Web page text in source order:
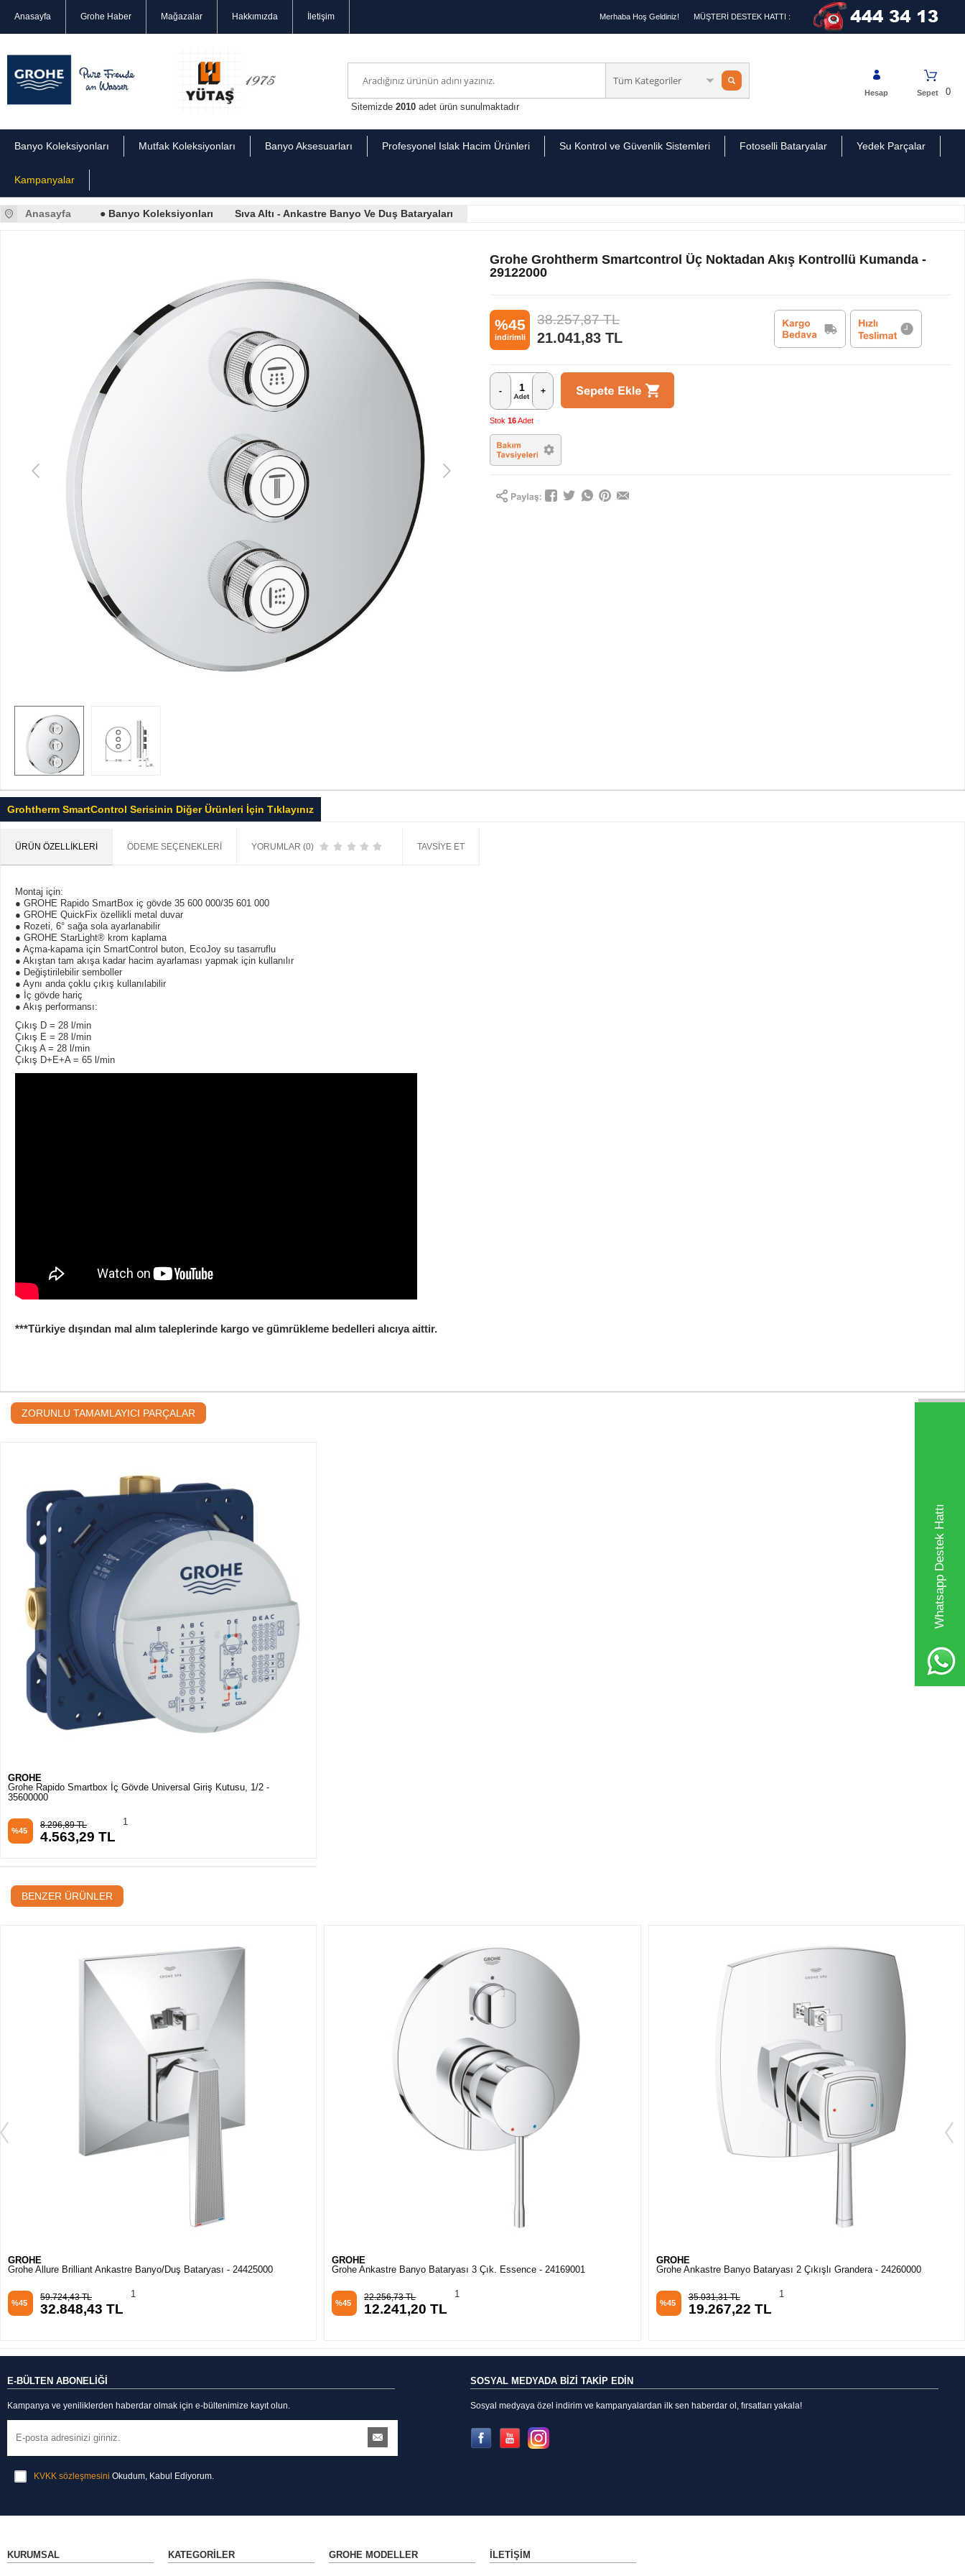
Whatsapp Destek Hattı
Anasayfa Grohe Haber Mağazalar Hakkımızda İletişim Merhaba Hoş Geldiniz! MÜŞTERİ DESTEK HATTI :
0
Sepet
Hesap
Sitemizde2010 adet ürün sunulmaktadır
Banyo Koleksiyonları Mutfak Koleksiyonları Banyo Aksesuarları Profesyonel Islak Hacim Ürünleri Su Kontrol ve Güvenlik Sistemleri Fotoselli Bataryalar Yedek Parçalar
Kampanyalar
Anasayfa ● Banyo Koleksiyonları Sıva Altı - Ankastre Banyo Ve Duş Bataryaları
Grohe Grohtherm Smartcontrol Üç Noktadan Akış Kontrollü Kumanda -
29122000
%45
indirimli
38.257,87TL
21.041,83 TL
- +
Stok 16Adet
Grohtherm SmartControl Serisinin Diğer Ürünleri İçin Tıklayınız
ÜRÜN ÖZELLIKLERI ÖDEME SEÇENEKLERI YORUMLAR (0) TAVSIYE ET
Montaj için:
● GROHE Rapido SmartBox iç gövde 35 600 000/35 601 000
● GROHE QuickFix özellikli metal duvar
● Rozeti, 6° sağa sola ayarlanabilir
● GROHE StarLight® krom kaplama
● Açma-kapama için SmartControl buton, EcoJoy su tasarruflu
● Akıştan tam akışa kadar hacim ayarlaması yapmak için kullanılır
● Değiştirilebilir semboller
● Aynı anda çoklu çıkış kullanılabilir
● İç gövde hariç
● Akış performansı:
Çıkış D = 28 l/min
Çıkış E = 28 l/min
Çıkış A = 28 l/min
Çıkış D+E+A = 65 l/min
***Türkiye dışından mal alım taleplerinde kargo ve gümrükleme bedelleri alıcıya aittir.
ZORUNLU TAMAMLAYICI PARÇALAR
GROHE
Grohe Rapido Smartbox İç Gövde Universal Giriş Kutusu, 1/2 -
35600000
%45
8.296,89 TL
4.563,29 TL
1
BENZER ÜRÜNLER
GROHE
Grohe Allure Brilliant Ankastre Banyo/Duş Bataryası - 24425000
%45
59.724,43 TL
32.848,43 TL
1
GROHE
Grohe Ankastre Banyo Bataryası 3 Çık. Essence - 24169001
%45
22.256,73 TL
12.241,20 TL
1
GROHE
Grohe Ankastre Banyo Bataryası 2 Çıkışlı Grandera - 24260000
%45
35.031,31 TL
19.267,22 TL
1
E-BÜLTEN ABONELİĞİ
Kampanya ve yeniliklerden haberdar olmak için e-bültenimize kayıt olun.
KVKK sözleşmesini Okudum, Kabul Ediyorum.
SOSYAL MEDYADA BİZİ TAKİP EDİN
Sosyal medyaya özel indirim ve kampanyalardan ilk sen haberdar ol, fırsatları yakala!
KURUMSAL KATEGORILER GROHE MODELLER İLETIŞIM